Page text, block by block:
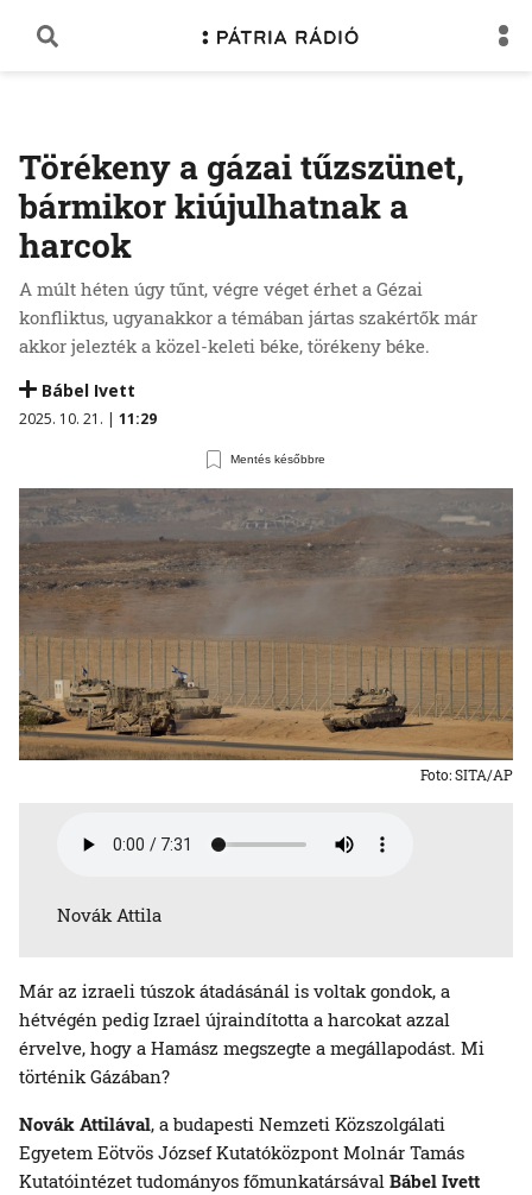
Törékeny a gázai tűzszünet,
bármikor kiújulhatnak a
harcok
A múlt héten úgy tűnt, végre véget érhet a Gézai
konfliktus, ugyanakkor a témában jártas szakértők már
akkor jelezték a közel-keleti béke, törékeny béke.
Bábel Ivett
2025. 10. 21. | 11:29
Mentés későbbre
Foto: SITA/AP
Novák Attila
Már az izraeli túszok átadásánál is voltak gondok, a
hétvégén pedig Izrael újraindította a harcokat azzal
érvelve, hogy a Hamász megszegte a megállapodást. Mi
történik Gázában?
Novák Attilával, a budapesti Nemzeti Közszolgálati
Egyetem Eötvös József Kutatóközpont Molnár Tamás
Kutatóintézet tudományos főmunkatársával Bábel Ivett